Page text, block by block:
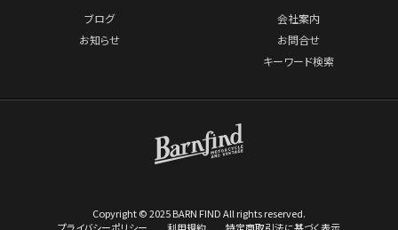
ブログ
お知らせ
会社案内
お問合せ
キーワード検索
Copyright © 2025 BARN FIND All rights reserved.